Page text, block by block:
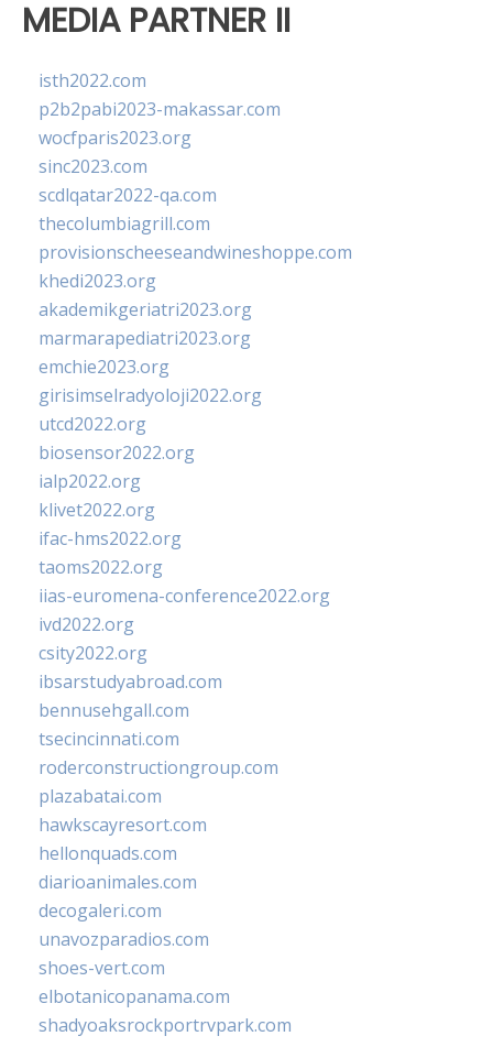
MEDIA PARTNER II
isth2022.com
p2b2pabi2023-makassar.com
wocfparis2023.org
sinc2023.com
scdlqatar2022-qa.com
thecolumbiagrill.com
provisionscheeseandwineshoppe.com
khedi2023.org
akademikgeriatri2023.org
marmarapediatri2023.org
emchie2023.org
girisimselradyoloji2022.org
utcd2022.org
biosensor2022.org
ialp2022.org
klivet2022.org
ifac-hms2022.org
taoms2022.org
iias-euromena-conference2022.org
ivd2022.org
csity2022.org
ibsarstudyabroad.com
bennusehgall.com
tsecincinnati.com
roderconstructiongroup.com
plazabatai.com
hawkscayresort.com
hellonquads.com
diarioanimales.com
decogaleri.com
unavozparadios.com
shoes-vert.com
elbotanicopanama.com
shadyoaksrockportrvpark.com